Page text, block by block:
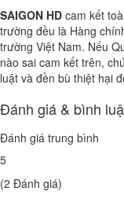
SAIGON HD cam kết
trường đều là Hàng
trường Việt Nam. Nếu
nào sai cam kết trên,
luật và đền bù thiệt hại
Đánh giá & bình
Đánh giá trung bình
5
(2 Đánh giá)